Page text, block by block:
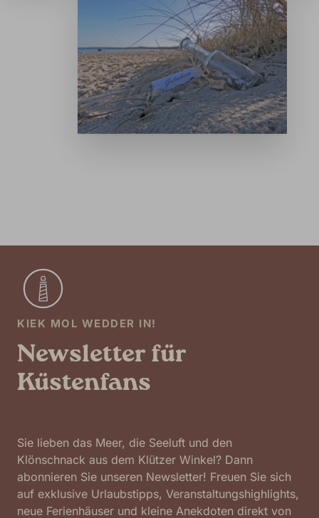
KIEK MOL WEDDER IN!
Newsletter für
Küstenfans
Sie lieben das Meer, die Seeluft und den
Klönschnack aus dem Klützer Winkel? Dann
abonnieren Sie unseren Newsletter! Freuen Sie sich
auf exklusive Urlaubstipps, Veranstaltungshighlights,
neue Ferienhäuser und kleine Anekdoten direkt von